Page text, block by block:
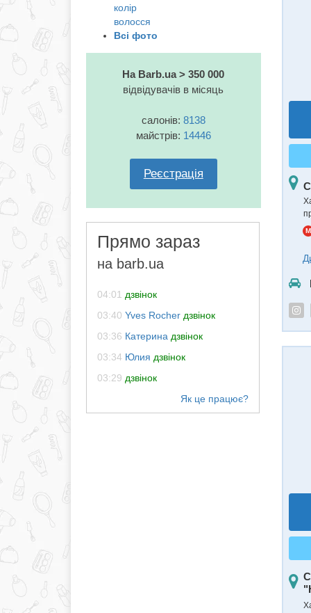
колір
волосся
Всі фото
На Barb.ua > 350 000
відвідувачів в місяць
салонів: 8138
майстрів: 14446
Реєстрація
Прямо зараз
на barb.ua
04:01 дзвінок
03:40 Yves Rocher дзвінок
03:36 Катерина дзвінок
03:34 Юлия дзвінок
03:29 дзвінок
M